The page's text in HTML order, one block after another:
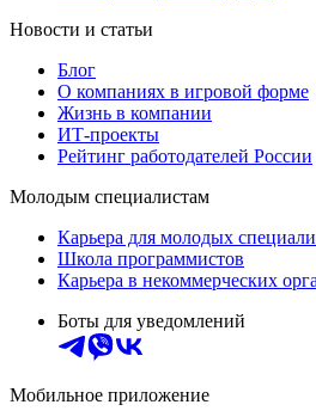
Новости и статьи
Блог
О компаниях в игровой форме
Жизнь в компании
ИТ-проекты
Рейтинг работодателей России
Молодым специалистам
Карьера для молодых
Школа программистов
Карьера в некоммерческих
Боты для уведомлений
Мобильное приложение